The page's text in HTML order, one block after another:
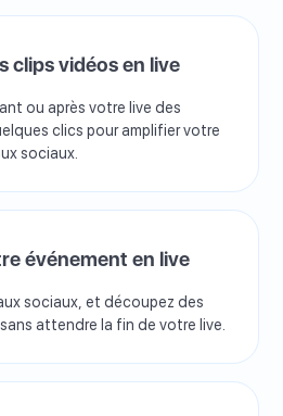
clips vidéos en live
ou après votre live des
clics pour amplifier votre
sociaux.
événement en live
sociaux, et découpez des
attendre la fin de votre live.